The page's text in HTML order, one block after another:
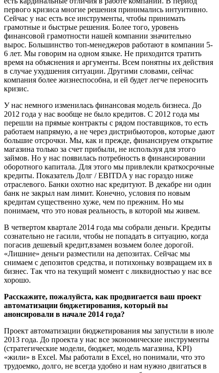
первого кризиса многие решения принимались интуитивно.
Сейчас у нас есть все инструменты, чтобы принимать
грамотные и быстрые решения. Более того, уровень
финансовой грамотности нашей компании значительно
вырос. Большинство топ-менеджеров работают в компании 5-
6 лет. Мы говорим на одном языке. Не приходится тратить
время на объяснения и аргументы. Всем понятны их действия
в случае ухудшения ситуации. Другими словами, сейчас
компания более жизнеспособна, и ей будет легче переносить
кризис.
У нас немного изменилась финансовая модель бизнеса. До
2012 года у нас вообще не было кредитов. С 2012 года мы
перешли на прямые контракты с рядом поставщиков, то есть
работаем напрямую, а не через дистрибьюторов, которые дают
большие отсрочки. Мы, как и прежде, финансируем открытие
магазина только за счет прибыли, не используя для этого
займов. Но у нас появилась потребность в финансировании
оборотного капитала. Для этого мы привлекли краткосрочные
кредиты. Показатель Долг / EBITDA у нас гораздо ниже
отраслевого. Банки охотно нас кредитуют. В декабре ни один
банк не закрыл нам лимит. Конечно, условия по новым
кредитам существенно хуже, чем по прежним. Но мы
понимаем, что это новая реальность, в которой мы живем.
В четвертом квартале 2014 года мы собрали деньги. Кредиты
сознательно не гасили, чтобы не попадать в ситуацию, когда
погасив дешевый кредит,взамен возьмем более дорогой.
«Лишние» деньги разместили на депозитах. Сейчас мы
снимаем с депозитов средства, и потихоньку возвращаем их в
бизнес. Так что на текущий момент с ликвидностью у нас все
хорошо.
Расскажите, пожалуйста, как продвигается ваш проект
автоматизации бюджетирования, который вы
анонсировали в начале 2014 года?
Проект автоматизации бюджетирования мы запустили в июле
2013 года. До проекта у нас все экономические инструменты
(стратегические модели, бюджет, модель магазина, KPI)
«жили» в Excel. Мы работали в Exсel, но понимали, что это
трудоемко, долго, не всегда удобно и нам нужно двигаться в